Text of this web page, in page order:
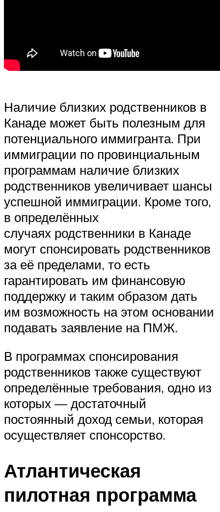
Наличие близких родственников в
Канаде может быть полезным для
потенциального иммигранта. При
иммиграции по провинциальным
программам наличие близких
родственников увеличивает шансы
успешной иммиграции. Кроме того,
в определённых
случаях родственники в Канаде
могут спонсировать родственников
за её пределами, то есть
гарантировать им финансовую
поддержку и таким образом дать
им возможность на этом основании
подавать заявление на ПМЖ.
В программах спонсирования
родственников также существуют
определённые требования, одно из
которых — достаточный
постоянный доход семьи, которая
осуществляет спонсорство.
Атлантическая
пилотная программа